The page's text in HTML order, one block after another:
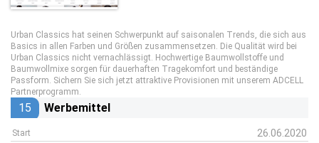
Urban Classics hat seinen Schwerpunkt auf saisonalen Trends, die sich aus
Basics in allen Farben und Größen zusammensetzen. Die Qualität wird bei
Urban Classics nicht vernachlässigt. Hochwertige Baumwollstoffe und
Baumwollmixe sorgen für dauerhaften Tragekomfort und beständige
Passform. Sichern Sie sich jetzt attraktive Provisionen mit unserem ADCELL
Partnerprogramm.
15 Werbemittel
Start 26.06.2020